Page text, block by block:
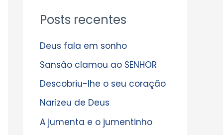
Posts recentes
Deus fala em sonho
Sansão clamou ao SENHOR
Descobriu-lhe o seu coração
Narizeu de Deus
A jumenta e o jumentinho